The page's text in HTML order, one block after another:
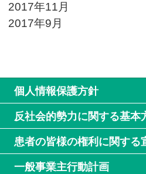
2017年11月
2017年9月
個人情報保護方針
反社会的勢力に関する基本
患者の皆様の権利に関する
一般事業主行動計画